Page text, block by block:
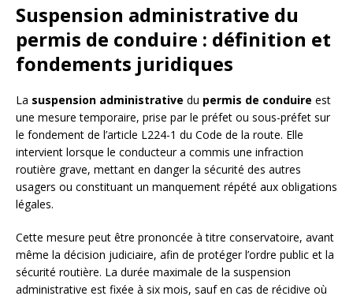
Suspension administrative du
permis de conduire : définition et
fondements juridiques
La suspension administrative du permis de conduire est
une mesure temporaire, prise par le préfet ou sous-préfet sur
le fondement de l’article L224-1 du Code de la route. Elle
intervient lorsque le conducteur a commis une infraction
routière grave, mettant en danger la sécurité des autres
usagers ou constituant un manquement répété aux obligations
légales.
Cette mesure peut être prononcée à titre conservatoire, avant
même la décision judiciaire, afin de protéger l’ordre public et la
sécurité routière. La durée maximale de la suspension
administrative est fixée à six mois, sauf en cas de récidive où